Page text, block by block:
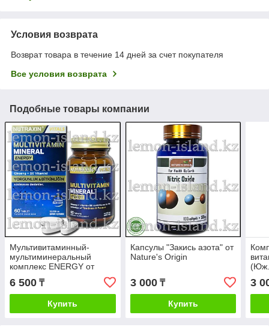
Условия возврата
Возврат товара в течение 14 дней за счет покупателя
Все условия возврата
Подобные товары компании
Мультивитаминный-
мультиминеральный
комплекс ENERGY от
Nutraxin (Турция), 60 табл.
6 500 ₸
Купить
Капсулы "Закись азота" от
Nature's Origin
3 000₸
Купить
3